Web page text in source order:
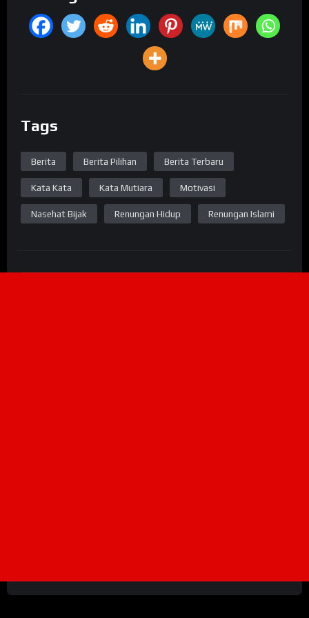
Tags
Berita Berita Pilihan Berita Terbaru
Kata Kata Kata Mutiara Motivasi
Nasehat Bijak Renungan Hidup Renungan Islami